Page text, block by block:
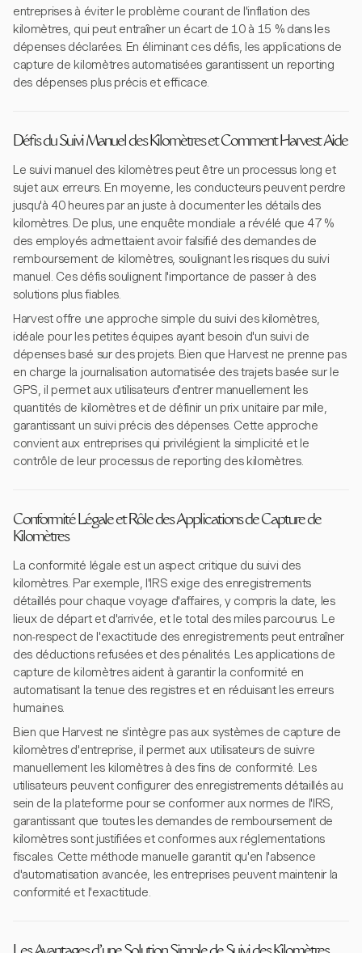
entreprises à éviter le problème courant de l'inflation des
kilomètres, qui peut entraîner un écart de 10 à 15 % dans les
dépenses déclarées. En éliminant ces défis, les applications de
capture de kilomètres automatisées garantissent un reporting
des dépenses plus précis et efficace.
Défis du Suivi Manuel des Kilomètres et Comment Harvest Aide
Le suivi manuel des kilomètres peut être un processus long et
sujet aux erreurs. En moyenne, les conducteurs peuvent perdre
jusqu'à 40 heures par an juste à documenter les détails des
kilomètres. De plus, une enquête mondiale a révélé que 47 %
des employés admettaient avoir falsifié des demandes de
remboursement de kilomètres, soulignant les risques du suivi
manuel. Ces défis soulignent l'importance de passer à des
solutions plus fiables.
Harvest offre une approche simple du suivi des kilomètres,
idéale pour les petites équipes ayant besoin d'un suivi de
dépenses basé sur des projets. Bien que Harvest ne prenne pas
en charge la journalisation automatisée des trajets basée sur le
GPS, il permet aux utilisateurs d'entrer manuellement les
quantités de kilomètres et de définir un prix unitaire par mile,
garantissant un suivi précis des dépenses. Cette approche
convient aux entreprises qui privilégient la simplicité et le
contrôle de leur processus de reporting des kilomètres.
Conformité Légale et Rôle des Applications de Capture de
Kilomètres
La conformité légale est un aspect critique du suivi des
kilomètres. Par exemple, l'IRS exige des enregistrements
détaillés pour chaque voyage d'affaires, y compris la date, les
lieux de départ et d'arrivée, et le total des miles parcourus. Le
non-respect de l'exactitude des enregistrements peut entraîner
des déductions refusées et des pénalités. Les applications de
capture de kilomètres aident à garantir la conformité en
automatisant la tenue des registres et en réduisant les erreurs
humaines.
Bien que Harvest ne s'intègre pas aux systèmes de capture de
kilomètres d'entreprise, il permet aux utilisateurs de suivre
manuellement les kilomètres à des fins de conformité. Les
utilisateurs peuvent configurer des enregistrements détaillés au
sein de la plateforme pour se conformer aux normes de l'IRS,
garantissant que toutes les demandes de remboursement de
kilomètres sont justifiées et conformes aux réglementations
fiscales. Cette méthode manuelle garantit qu'en l'absence
d'automatisation avancée, les entreprises peuvent maintenir la
conformité et l'exactitude.